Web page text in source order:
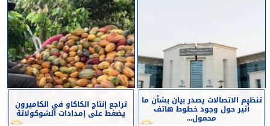
تنظيم الاتصالات يصدر بيان بشأن ما
أثير حول وجود خطوط هاتف
محمول...
تراجع إنتاج الكاكاو في الكاميرون
يضغط على إمدادات الشوكولاتة